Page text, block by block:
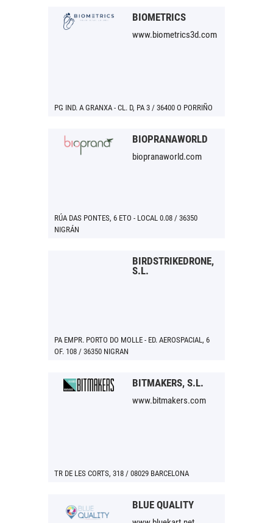
BIOMETRICS
www.biometrics3d.com
PG IND. A GRANXA - CL. D, PA 3 / 36400 O PORRIÑO
BIOPRANAWORLD
biopranaworld.com
RÚA DAS PONTES, 6 ETO - LOCAL 0.08 / 36350
NIGRÁN
BIRDSTRIKEDRONE,
S.L.
PA EMPR. PORTO DO MOLLE - ED. AEROSPACIAL, 6
OF. 108 / 36350 NIGRAN
BITMAKERS, S.L.
www.bitmakers.com
TR DE LES CORTS, 318 / 08029 BARCELONA
BLUE QUALITY